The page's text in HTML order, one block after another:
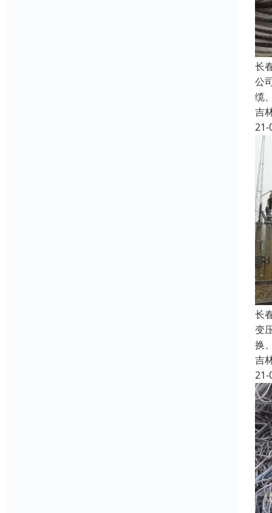
长
公
缆
吉
21-
长
变
换
吉
21-